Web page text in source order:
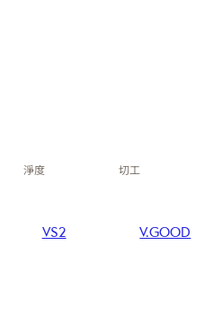
淨度 切工
VS2 V.GOOD